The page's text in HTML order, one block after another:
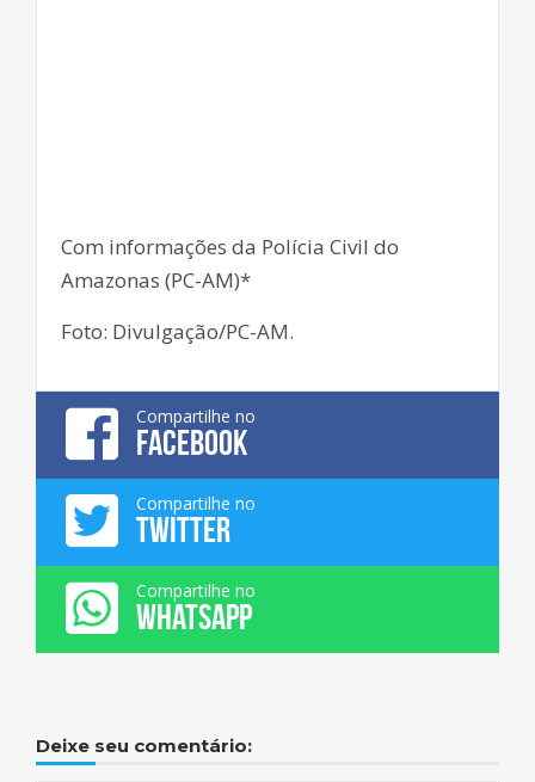
Com informações da Polícia Civil do
Amazonas (PC-AM)*
Foto: Divulgação/PC-AM.
Compartilhe no
FACEBOOK
Compartilhe no
TWITTER
Compartilhe no
WHATSAPP
Deixe seu comentário: